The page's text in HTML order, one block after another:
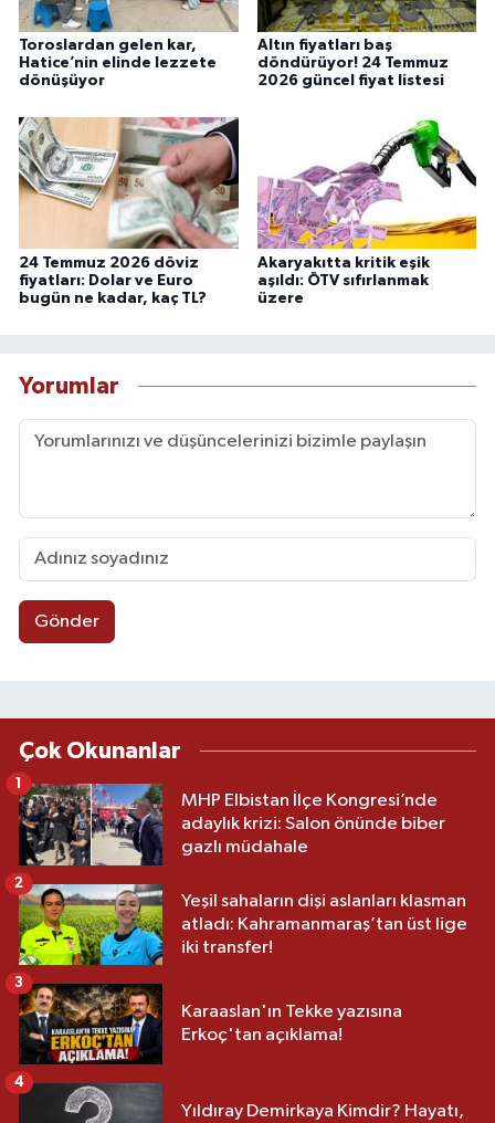
Toroslardan gelen kar,
Hatice’nin elinde lezzete
dönüşüyor
Altın fiyatları baş
döndürüyor! 24 Temmuz
2026 güncel fiyat listesi
24 Temmuz 2026 döviz
fiyatları: Dolar ve Euro
bugün ne kadar, kaç TL?
Akaryakıtta kritik eşik
aşıldı: ÖTV sıfırlanmak
üzere
Yorumlar
Gönder
Çok Okunanlar
MHP Elbistan İlçe Kongresi’nde
adaylık krizi: Salon önünde biber
gazlı müdahale
1
Yeşil sahaların dişi aslanları klasman
atladı: Kahramanmaraş’tan üst lige
iki transfer!
2
Karaaslan'ın Tekke yazısına
Erkoç'tan açıklama!
3
Yıldıray Demirkaya Kimdir? Hayatı,
4